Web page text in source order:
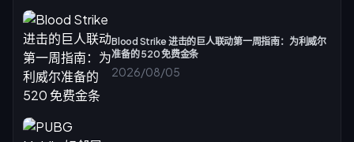
Blood Strike 进击的巨人联动第一周指南：为利威尔
准备的 520 免费金条
2026/08/05